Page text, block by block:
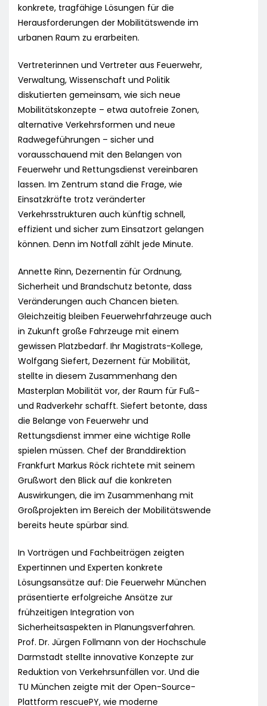
konkrete, tragfähige Lösungen für die
Herausforderungen der Mobilitätswende im
urbanen Raum zu erarbeiten.
Vertreterinnen und Vertreter aus Feuerwehr,
Verwaltung, Wissenschaft und Politik
diskutierten gemeinsam, wie sich neue
Mobilitätskonzepte – etwa autofreie Zonen,
alternative Verkehrsformen und neue
Radwegeführungen – sicher und
vorausschauend mit den Belangen von
Feuerwehr und Rettungsdienst vereinbaren
lassen. Im Zentrum stand die Frage, wie
Einsatzkräfte trotz veränderter
Verkehrsstrukturen auch künftig schnell,
effizient und sicher zum Einsatzort gelangen
können. Denn im Notfall zählt jede Minute.
Annette Rinn, Dezernentin für Ordnung,
Sicherheit und Brandschutz betonte, dass
Veränderungen auch Chancen bieten.
Gleichzeitig bleiben Feuerwehrfahrzeuge auch
in Zukunft große Fahrzeuge mit einem
gewissen Platzbedarf. Ihr Magistrats-Kollege,
Wolfgang Siefert, Dezernent für Mobilität,
stellte in diesem Zusammenhang den
Masterplan Mobilität vor, der Raum für Fuß-
und Radverkehr schafft. Siefert betonte, dass
die Belange von Feuerwehr und
Rettungsdienst immer eine wichtige Rolle
spielen müssen. Chef der Branddirektion
Frankfurt Markus Röck richtete mit seinem
Grußwort den Blick auf die konkreten
Auswirkungen, die im Zusammenhang mit
Großprojekten im Bereich der Mobilitätswende
bereits heute spürbar sind.
In Vorträgen und Fachbeiträgen zeigten
Expertinnen und Experten konkrete
Lösungsansätze auf: Die Feuerwehr München
präsentierte erfolgreiche Ansätze zur
frühzeitigen Integration von
Sicherheitsaspekten in Planungsverfahren.
Prof. Dr. Jürgen Follmann von der Hochschule
Darmstadt stellte innovative Konzepte zur
Reduktion von Verkehrsunfällen vor. Und die
TU München zeigte mit der Open-Source-
Plattform rescuePY, wie moderne